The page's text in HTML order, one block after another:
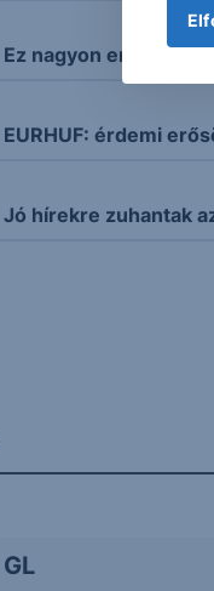
Ez nagyon erős lett!
EURHUF: érdemi
Jó hírekre zuhantak
GL